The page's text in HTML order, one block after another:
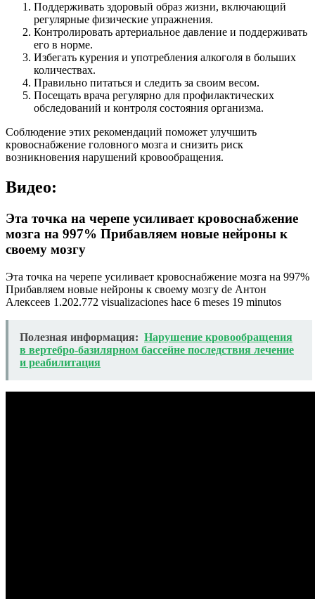
Поддерживать здоровый образ жизни, включающий
регулярные физические упражнения.
Контролировать артериальное давление и поддерживать
его в норме.
Избегать курения и употребления алкоголя в больших
количествах.
Правильно питаться и следить за своим весом.
Посещать врача регулярно для профилактических
обследований и контроля состояния организма.
Соблюдение этих рекомендаций поможет улучшить
кровоснабжение головного мозга и снизить риск
возникновения нарушений кровообращения.
Видео:
Эта точка на черепе усиливает кровоснабжение
мозга на 997% Прибавляем новые нейроны к
своему мозгу
Эта точка на черепе усиливает кровоснабжение мозга на 997%
Прибавляем новые нейроны к своему мозгу de Антон
Алексеев 1.202.772 visualizaciones hace 6 meses 19 minutos
Полезная информация: Нарушение кровообращения
в вертебро-базилярном бассейне последствия лечение
и реабилитация